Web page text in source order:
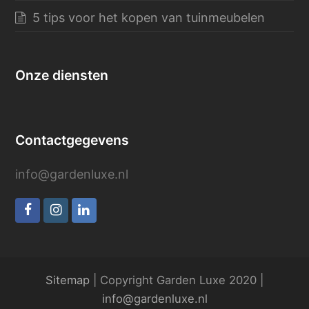
5 tips voor het kopen van tuinmeubelen
Onze diensten
Contactgegevens
info@gardenluxe.nl
FacebookInstagramLinkedIn
Sitemap | Copyright Garden Luxe 2020 |
info@gardenluxe.nl